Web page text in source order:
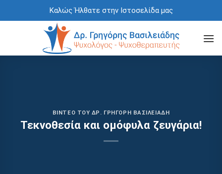
to
Καλώς Ήλθατε στην Ιστοσελίδα μας
ΒΊΝΤΕΟ ΤΟΥ ΔΡ. ΓΡΗΓΌΡΗ ΒΑΣΙΛΕΙΆΔΗ
Τεκνοθεσία και ομόφυλα ζευγάρια!